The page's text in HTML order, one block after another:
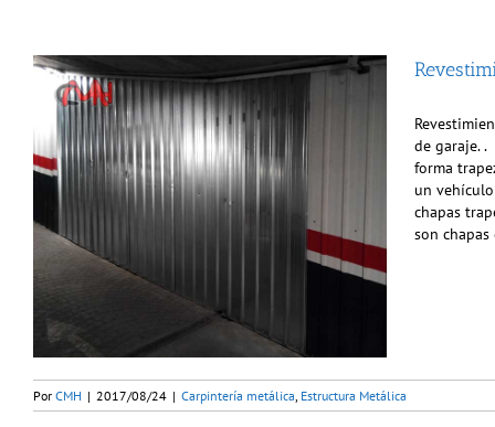
de garaje.
forma
un
chapas
son
Por CMH | 2017/08/24 | Carpintería metálica, Estructura Metálica